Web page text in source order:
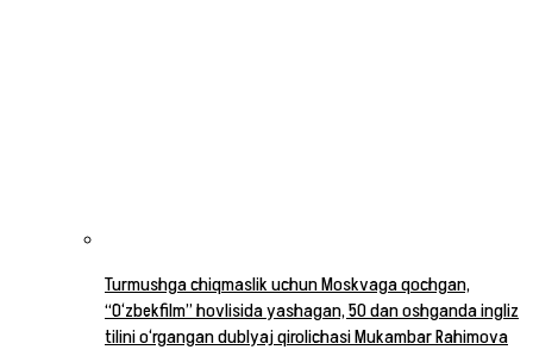
Turmushga chiqmaslik uchun Moskvaga qochgan,
“O‘zbekfilm” hovlisida yashagan, 50 dan oshganda ingliz
tilini o‘rgangan dublyaj qirolichasi Mukambar Rahimova